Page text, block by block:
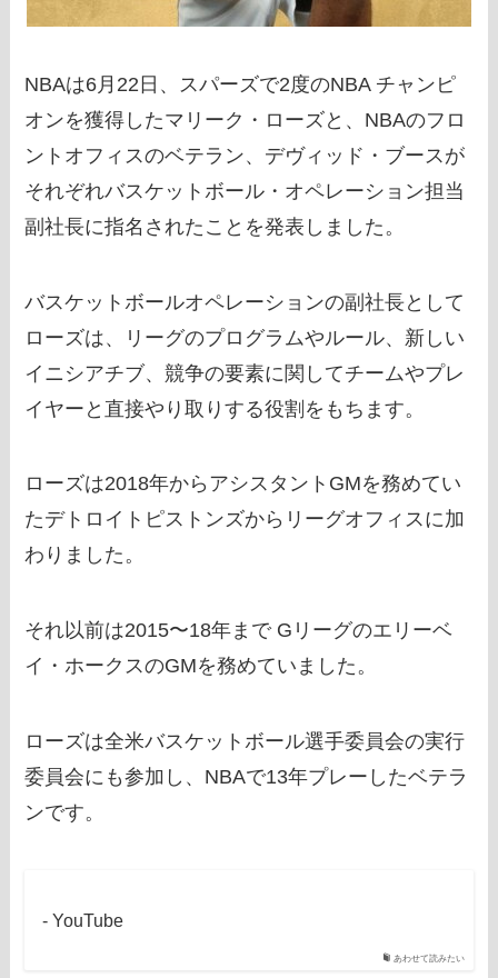
NBAは6月22日、スパーズで2度のNBA チャンピ
オンを獲得したマリーク・ローズと、NBAのフロ
ントオフィスのベテラン、デヴィッド・ブースが
それぞれバスケットボール・オペレーション担当
副社長に指名されたことを発表しました。
バスケットボールオペレーションの副社長として
ローズは、リーグのプログラムやルール、新しい
イニシアチブ、競争の要素に関してチームやプレ
イヤーと直接やり取りする役割をもちます。
ローズは2018年からアシスタントGMを務めてい
たデトロイトピストンズからリーグオフィスに加
わりました。
それ以前は2015〜18年まで Gリーグのエリーベ
イ・ホークスのGMを務めていました。
ローズは全米バスケットボール選手委員会の実行
委員会にも参加し、NBAで13年プレーしたベテラ
ンです。
あわせて読みたい
- YouTube